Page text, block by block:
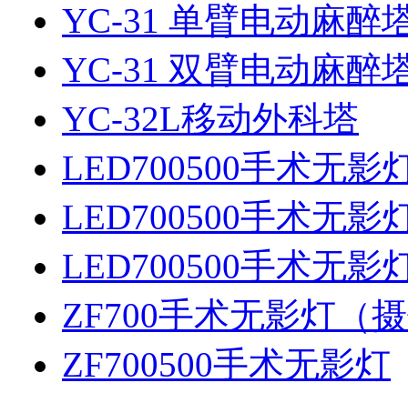
YC-31 单臂电动麻醉
YC-31 双臂电动麻醉
YC-32L移动外科塔
LED700500手术无影
LED700500手术无影
LED700500手术无影
ZF700手术无影灯（
ZF700500手术无影灯